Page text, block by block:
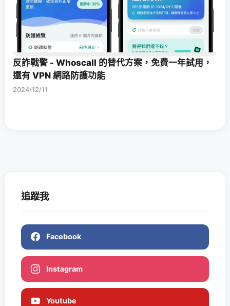
反詐戰警 - Whoscall 的替代方案，免費一年試用，
還有 VPN 網路防護功能
2024/12/11
追蹤我
Facebook
Instagram
Youtube